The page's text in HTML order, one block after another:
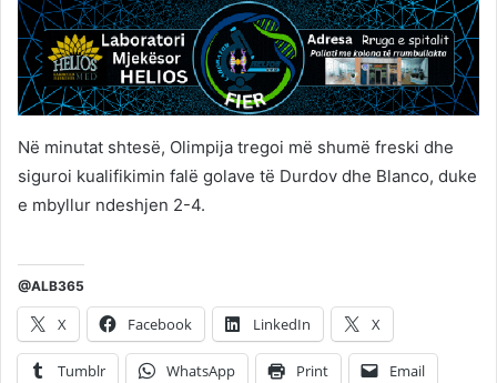
Në minutat shtesë, Olimpija tregoi më shumë freski dhe
siguroi kualifikimin falë golave të Durdov dhe Blanco, duke
e mbyllur ndeshjen 2-4.
@ALB365
X Facebook LinkedIn X
Tumblr WhatsApp Print Email